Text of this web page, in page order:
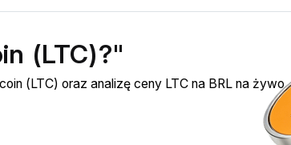
(LTC)?"
(LTC) oraz analizę ceny LTC na BRL na żywo.